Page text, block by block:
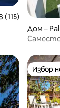
оценка: 4,98
(115)
Дом –
Избор
Избор